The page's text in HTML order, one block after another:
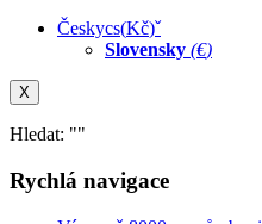
Českycs(Kč)ˇ
Slovensky (€)
X
Hledat: ""
Rychlá navigace